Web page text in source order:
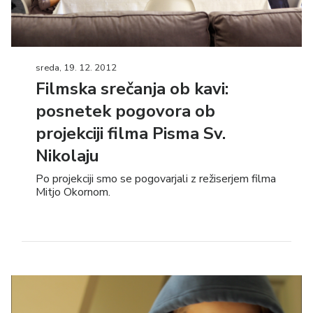
sreda, 19. 12. 2012
Filmska srečanja ob kavi:
posnetek pogovora ob
projekciji filma Pisma Sv.
Nikolaju
Po projekciji smo se pogovarjali z režiserjem filma
Mitjo Okornom.